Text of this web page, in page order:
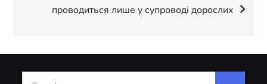
проводиться лише у супроводі дорослих
Search